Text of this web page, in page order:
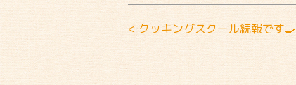
< クッキングスクール続報です🍳